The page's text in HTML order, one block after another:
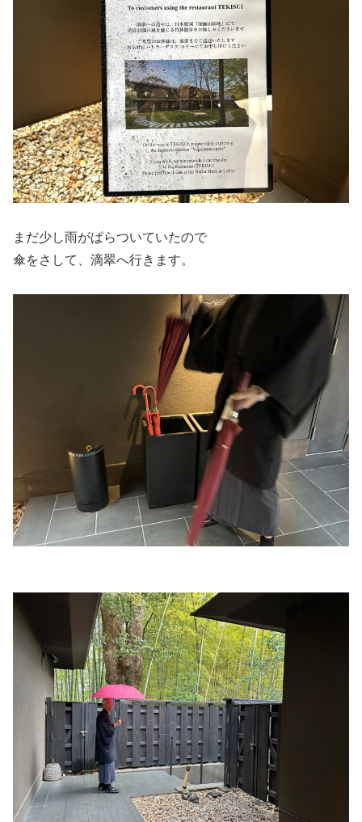
まだ少し雨がぱらついていたので
傘をさして、滴翠へ行きます。